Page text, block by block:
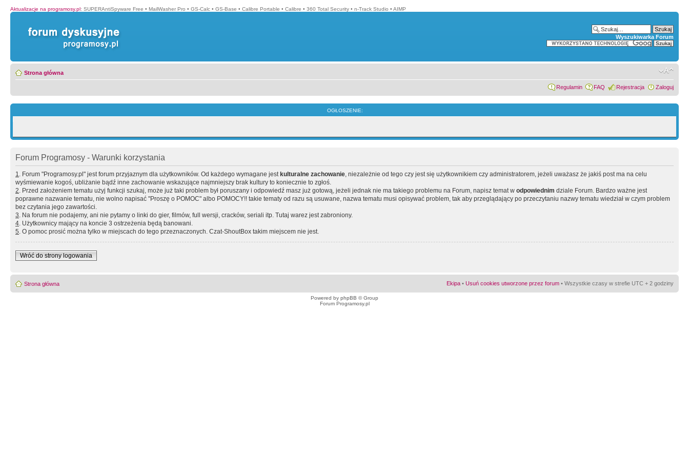
Aktualizacje na programosy.pl: SUPERAntiSpyware Free • MailWasher Pro • GS-Calc • GS-Base • Calibre Portable • Calibre • 360 Total Security • n-Track Studio • AIMP
Wyszukiwarka Forum
Strona główna
Regulamin FAQ Rejestracja Zaloguj
OGŁOSZENIE:
Forum Programosy - Warunki korzystania
1. Forum "Programosy.pl" jest forum przyjaznym dla użytkowników. Od każdego wymagane jest kulturalne zachowanie, niezależnie od tego czy jest się użytkownikiem czy administratorem, jeżeli uważasz że jakiś post ma na celu
wyśmiewanie kogoś, ubliżanie bądź inne zachowanie wskazujące najmniejszy brak kultury to koniecznie to zgłoś.
2. Przed założeniem tematu użyj funkcji szukaj, może już taki problem był poruszany i odpowiedź masz już gotową, jeżeli jednak nie ma takiego problemu na Forum, napisz temat w odpowiednim dziale Forum. Bardzo ważne jest
poprawne nazwanie tematu, nie wolno napisać "Proszę o POMOC" albo POMOCY!! takie tematy od razu są usuwane, nazwa tematu musi opisywać problem, tak aby przeglądający po przeczytaniu nazwy tematu wiedział w czym problem
bez czytania jego zawartości.
3. Na forum nie podajemy, ani nie pytamy o linki do gier, filmów, full wersji, cracków, seriali itp. Tutaj warez jest zabroniony.
4. Użytkownicy mający na koncie 3 ostrzeżenia będą banowani.
5. O pomoc prosić można tylko w miejscach do tego przeznaczonych. Czat-ShoutBox takim miejscem nie jest.
Wróć do strony logowania
Strona główna Ekipa • Usuń cookies utworzone przez forum • Wszystkie czasy w strefie UTC + 2 godziny
Powered by phpBB © Group
Forum Programosy.pl